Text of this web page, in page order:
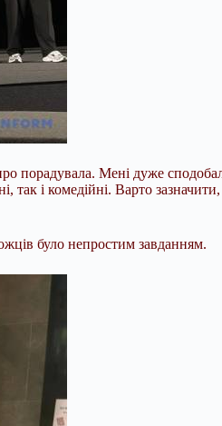
порадувала. Мені дуже
так і комедійні. Варто
було непростим завданням.